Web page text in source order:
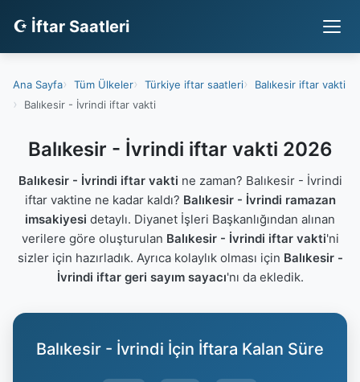
☪ İftar Saatleri
Ana Sayfa Tüm Ülkeler Türkiye iftar saatleri
Balıkesir iftar vakti
Balıkesir - İvrindi iftar vakti
Balıkesir - İvrindi iftar vakti 2026
Balıkesir - İvrindi iftar vakti ne zaman? Balıkesir - İvrindi
iftar vaktine ne kadar kaldı? Balıkesir - İvrindi ramazan
imsakiyesi detaylı. Diyanet İşleri Başkanlığından alınan
verilere göre oluşturulan Balıkesir - İvrindi iftar vakti'ni
sizler için hazırladık. Ayrıca kolaylık olması için Balıkesir -
İvrindi iftar geri sayım sayacı'nı da ekledik.
Balıkesir - İvrindi İçin İftara Kalan Süre